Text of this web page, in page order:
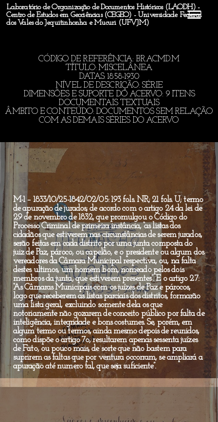
Laboratório de Organização de Documentos Históricos (LAODH) -
Centro de Estudos em Geociências (CEGEO) - Universidade Federal
dos Vales do Jequitinhonha e Mucuri (UFVJM)
CÓDIGO DE REFERÊNCIA: BR.ACMD.M
TÍTULO: MISCELÂNEA
DATAS: 1858-1930
NÍVEL DE DESCRIÇÃO: SÉRIE
DIMENSÕES E SUPORTE DO ACERVO: 9 ITENS
DOCUMENTAIS TEXTUAIS
ÂMBITO E CONTEÚDO: DOCUMENTOS SEM RELAÇÃO
COM AS DEMAIS SÉRIES DO ACERVO
M-1 – 1833/10/25-1842/02/05: 193 fols. NR; 21 fols. U; termo
de apuração de jurados; de acordo com o artigo 24 da lei de
29 de novembro de 1832, que promulgou o Código do
Processo Criminal de primeira instância, “as listas dos
cidadãos que estiverem nas circunstâncias de serem jurados,
serão feitas em cada distrito por uma junta composta do
juiz de Paz, pároco, ou capelão, e o presidente ou algum dos
vereadores da Câmara Municipal respectiva, ou, na falta
destes ultimos, um homem bom, nomeado pelos dois
membros da junta, que estiverem presentes”. E o artigo 27:
“As Câmaras Municipais com os juízes de Paz e párocos,
logo que receberem as listas parciais dos distritos, formarão
uma lista geral, excluindo somente dela os que
notoriamente não gozarem de conceito público por falta de
inteligência, integridade e bons costumes. Se, porém, em
algum termo ou termos, ainda mesmo depois de reunidos,
como dispõe o artigo 7o, resultarem apenas sessenta juízes
de Fato, ou pouco mais, de sorte que não bastem para
suprirem as faltas que por ventura occorram, se ampliará a
apuração até numero tal, que seja suficiente”.